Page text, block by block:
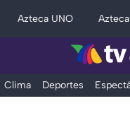
Azteca UNO
Clima Deportes